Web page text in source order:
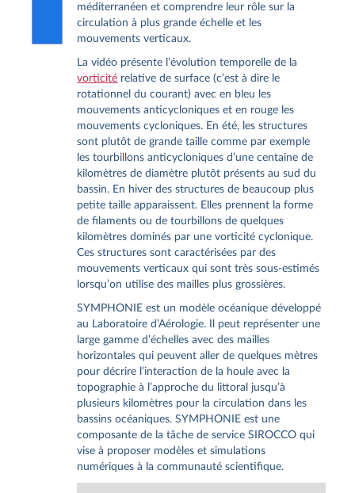
méditerranéen et comprendre leur rôle sur la
circulation à plus grande échelle et les
mouvements verticaux.
La vidéo présente l’évolution temporelle de la
vorticité relative de surface (c’est à dire le
rotationnel du courant) avec en bleu les
mouvements anticycloniques et en rouge les
mouvements cycloniques. En été, les structures
sont plutôt de grande taille comme par exemple
les tourbillons anticycloniques d’une centaine de
kilomètres de diamètre plutôt présents au sud du
bassin. En hiver des structures de beaucoup plus
petite taille apparaissent. Elles prennent la forme
de filaments ou de tourbillons de quelques
kilomètres dominés par une vorticité cyclonique.
Ces structures sont caractérisées par des
mouvements verticaux qui sont très sous-estimés
lorsqu’on utilise des mailles plus grossières.
SYMPHONIE est un modèle océanique développé
au Laboratoire d’Aérologie. Il peut représenter une
large gamme d’échelles avec des mailles
horizontales qui peuvent aller de quelques mètres
pour décrire l’interaction de la houle avec la
topographie à l’approche du littoral jusqu’à
plusieurs kilomètres pour la circulation dans les
bassins océaniques. SYMPHONIE est une
composante de la tâche de service SIROCCO qui
vise à proposer modèles et simulations
numériques à la communauté scientifique.